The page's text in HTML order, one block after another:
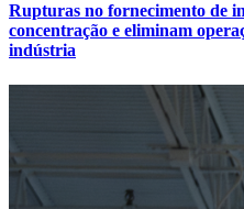
Rupturas no fornecimento de
concentração e eliminam
indústria